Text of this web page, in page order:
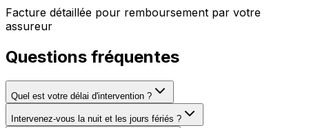
Facture détaillée pour remboursement par votre
assureur
Questions fréquentes
Quel est votre délai d'intervention ?
Intervenez-vous la nuit et les jours fériés ?